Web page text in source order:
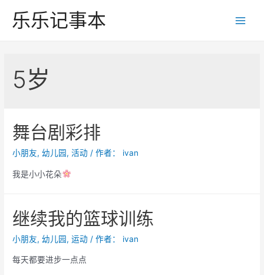
乐乐记事本
5岁
舞台剧彩排
小朋友,幼儿园,活动 / 作者： ivan
我是小小花朵
继续我的篮球训练
小朋友,幼儿园,运动 / 作者： ivan
每天都要进步一点点